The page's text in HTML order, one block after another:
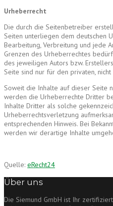
Urheberrecht
Die durch die Seitenbetreiber
Seiten unterliegen dem deutschen
Bearbeitung, Verbreitung und jede
Grenzen des Urheberrechtes
des jeweiligen Autors bzw.
Seite sind nur für den privaten,
Soweit die Inhalte auf dieser Seite
werden die Urheberrechte Dritter
Inhalte Dritter als solche
Urheberrechtsverletzung
entsprechenden Hinweis. Bei
werden wir derartige Inhalte
Quelle: eRecht24
Über uns
Die Siemund GmbH ist Ihr